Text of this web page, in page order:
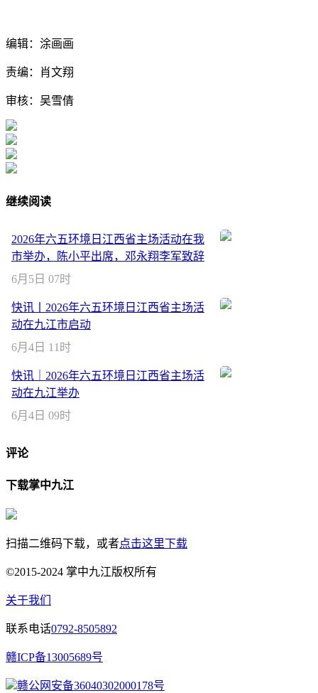
编辑：涂画画
责编：肖文翔
审核：吴雪倩
继续阅读
2026年六五环境日江西省主场活动在我
市举办，陈小平出席，邓永翔李军致辞
6月5日 07时
快讯丨2026年六五环境日江西省主场活
动在九江市启动
6月4日 11时
快讯｜2026年六五环境日江西省主场活
动在九江举办
6月4日 09时
评论
下载掌中九江
扫描二维码下载，或者点击这里下载
©2015-2024 掌中九江版权所有
关于我们
联系电话0792-8505892
赣ICP备13005689号
赣公网安备36040302000178号